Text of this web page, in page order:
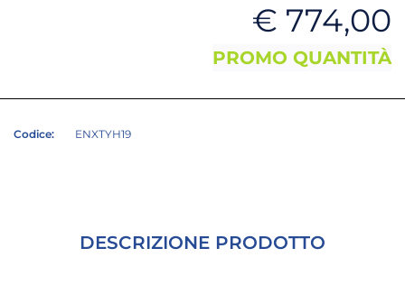
€ 774,00
PROMO QUANTITÀ
Codice: ENXTYH19
DESCRIZIONE PRODOTTO